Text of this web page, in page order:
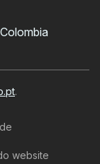
Colombia
.
website